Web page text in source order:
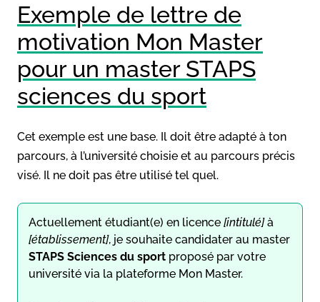
Exemple de lettre de
motivation Mon Master
pour un master STAPS
sciences du sport
Cet exemple est une base. Il doit être adapté à ton
parcours, à l’université choisie et au parcours précis
visé. Il ne doit pas être utilisé tel quel.
Actuellement étudiant(e) en licence [intitulé]à
[établissement], je souhaite candidater au master
STAPS Sciences du sport proposé par votre
université via la plateforme Mon Master.